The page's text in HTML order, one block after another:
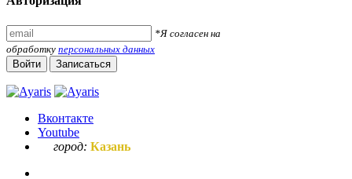
*Я согласен на
обработку персональных данных
Войти
Записаться
Вконтакте
Youtube
город: Казань